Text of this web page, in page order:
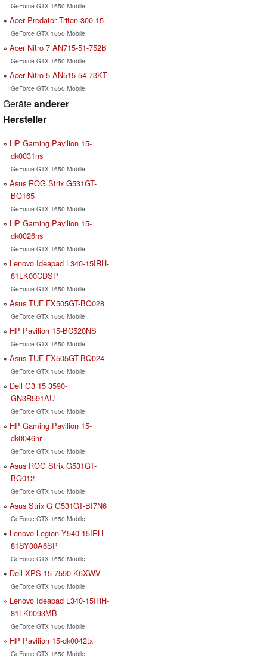
GeForce GTX 1650 Mobile
Acer Predator Triton 300-15
GeForce GTX 1650 Mobile
Acer Nitro 7 AN715-51-752B
GeForce GTX 1650 Mobile
Acer Nitro 5 AN515-54-73KT
GeForce GTX 1650 Mobile
Geräteanderer
Hersteller
HP Gaming Pavilion 15-
dk0031ns
GeForce GTX 1650 Mobile
Asus ROG Strix G531GT-
BQ165
GeForce GTX 1650 Mobile
HP Gaming Pavilion 15-
dk0026ns
GeForce GTX 1650 Mobile
Lenovo Ideapad L340-15IRH-
81LK00CDSP
GeForce GTX 1650 Mobile
Asus TUF FX505GT-BQ028
GeForce GTX 1650 Mobile
HP Pavilion 15-BC520NS
GeForce GTX 1650 Mobile
Asus TUF FX505GT-BQ024
GeForce GTX 1650 Mobile
Dell G3 15 3590-
GN3R591AU
GeForce GTX 1650 Mobile
HP Gaming Pavilion 15-
dk0046nr
GeForce GTX 1650 Mobile
Asus ROG Strix G531GT-
BQ012
GeForce GTX 1650 Mobile
Asus Strix G G531GT-BI7N6
GeForce GTX 1650 Mobile
Lenovo Legion Y540-15IRH-
81SY00A6SP
GeForce GTX 1650 Mobile
Dell XPS 15 7590-K6XWV
GeForce GTX 1650 Mobile
Lenovo Ideapad L340-15IRH-
81LK0093MB
GeForce GTX 1650 Mobile
HP Pavilion 15-dk0042tx
GeForce GTX 1650 Mobile